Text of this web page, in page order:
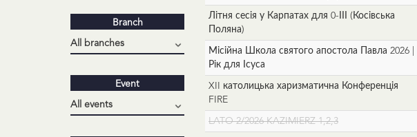
Branch
Event
Літня сесія у Карпатах для 0-ІІІ (Косівська
Поляна)
Місійна Школа святого апостола Павла 2026 |
Рік для Ісуса
XII католицька харизматична Конференція
FIRE
LATO 2/2026 KAZIMIERZ 1,2,3